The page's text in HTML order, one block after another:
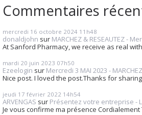
Commentaires
mercredi 16 octobre 2024 11h48
donaldjohn sur MARCHEZ & RESEAUTEZ -
At Sanford Pharmacy, we receive as real
mardi 20 juin 2023 07h50
Ezeelogin sur Mercredi 3 MAI 2023 -
Nice post. I loved the post.Thanks for
jeudi 17 février 2022 14h54
ARVENGAS sur Présentez votre entreprise -
Je vous confirme ma présence Cordialement